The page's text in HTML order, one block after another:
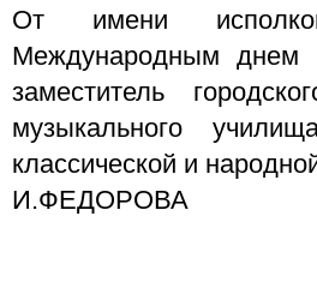
От имени
Международным днем
заместитель
музыкального
классической и
И.ФЕДОРОВА